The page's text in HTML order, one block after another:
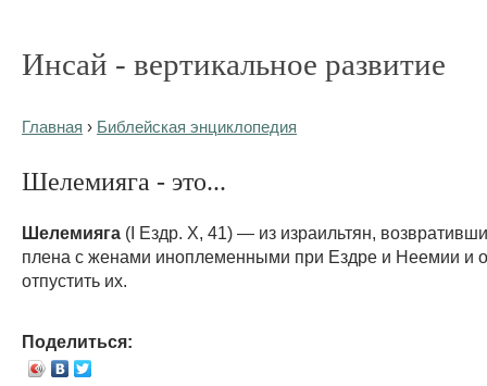
Инсай - вертикальное развитие
Главная › Библейская энциклопедия
Шелемияга - это...
Шелемияга (I Ездр. X, 41) — из израильтян,
плена с женами иноплеменными при Ездре и Неемии и
отпустить их.
Поделиться: